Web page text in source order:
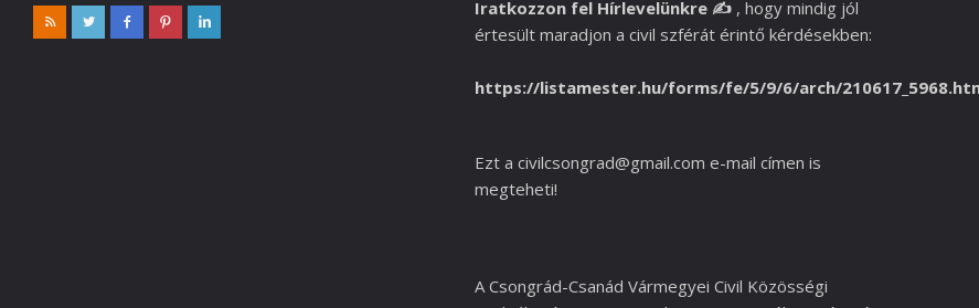
Iratkozzon fel Hírlevelünkre ✍️ , hogy mindig jól
értesült maradjon a civil szférát érintő kérdésekben:
https://listamester.hu/forms/fe/5/9/6/arch/
Ezt a civilcsongrad@gmail.com e-mail címen is
megteheti!
A Csongrád-Csanád Vármegyei Civil Közösségi